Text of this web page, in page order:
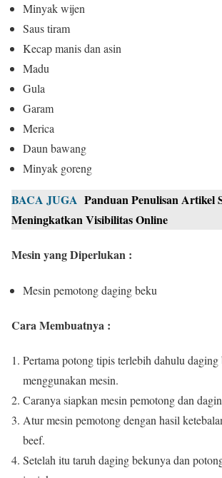
Minyak wijen
Saus tiram
Kecap manis dan asin
Madu
Gula
Garam
Merica
Daun bawang
Minyak goreng
BACA JUGA Panduan Penulisan Artikel
Meningkatkan Visibilitas Online
Mesin yang Diperlukan :
Mesin pemotong daging beku
Cara Membuatnya :
Pertama potong tipis terlebih dahulu daging
menggunakan mesin.
Caranya siapkan mesin pemotong dan
Atur mesin pemotong dengan hasil
beef.
Setelah itu taruh daging bekunya dan